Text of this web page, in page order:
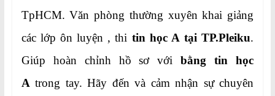
TpHCM. Văn phòng thường xuyên khai giảng
các lớp ôn luyện , thi tin học A tại TP.Pleiku.
Giúp hoàn chỉnh hồ sơ vớibằng tin học
Atrong tay. Hãy đến và cảm nhận sự chuyên